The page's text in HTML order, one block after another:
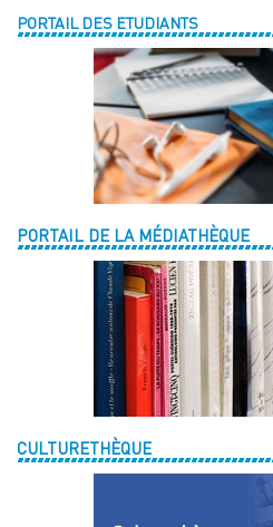
PORTAIL DES ETUDIANTS
PORTAIL DE LA MÉDIATHÈQUE
CULTURETHÈQUE